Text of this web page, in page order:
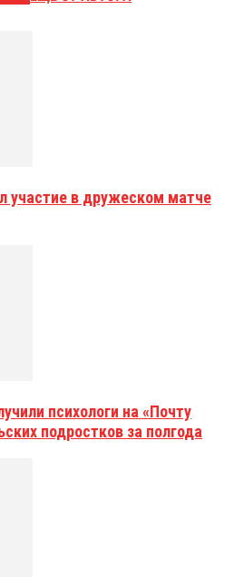
участие в дружеском матче
психологи на «Почту
подростков за полгода